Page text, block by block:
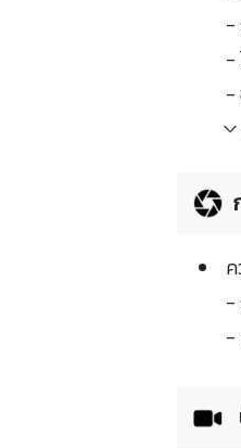
-
-
-
-
-